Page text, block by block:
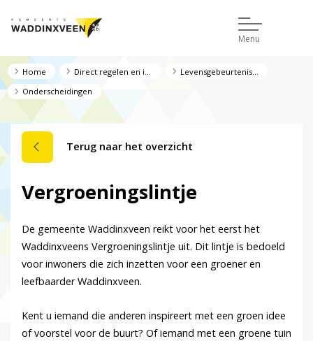
Menu
Home
Levensgebeurtenissen
Onderscheidingen
Terug naar het overzicht
Vergroeningslintje
De gemeente Waddinxveen reikt voor het eerst het
Waddinxveens Vergroeningslintje uit. Dit lintje is bedoeld
voor inwoners die zich inzetten voor een groener en
leefbaarder Waddinxveen.
Kent u iemand die anderen inspireert met een groen idee
of voorstel voor de buurt? Of iemand met een groene tuin